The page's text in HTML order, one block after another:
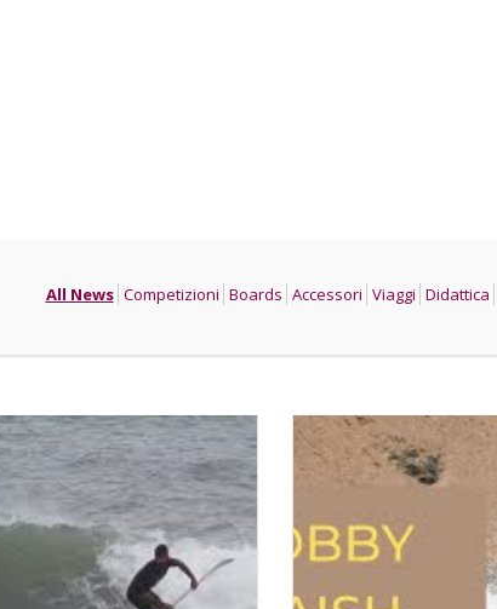
All News Competizioni Boards Accessori Viaggi Didattica